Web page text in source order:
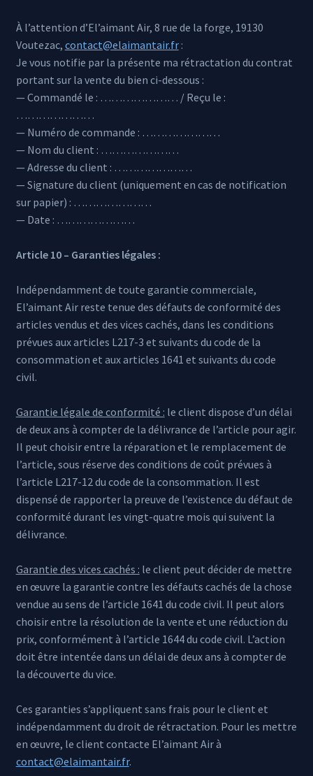
À l’attention d’El’aimant Air, 8 rue de la forge, 19130
Voutezac, contact@elaimantair.fr:
Je vous notifie par la présente ma rétractation du contrat
portant sur la vente du bien ci-dessous :
— Commandé le : ………………… / Reçu le :
…………………
— Numéro de commande : …………………
— Nom du client : …………………
— Adresse du client : …………………
— Signature du client (uniquement en cas de notification
sur papier) : …………………
— Date : …………………
Article 10 – Garanties légales :
Indépendamment de toute garantie commerciale,
El’aimant Air reste tenue des défauts de conformité des
articles vendus et des vices cachés, dans les conditions
prévues aux articles L217-3 et suivants du code de la
consommation et aux articles 1641 et suivants du code
civil.
Garantie légale de conformité : le client dispose d’un délai
de deux ans à compter de la délivrance de l’article pour agir.
Il peut choisir entre la réparation et le remplacement de
l’article, sous réserve des conditions de coût prévues à
l’article L217-12 du code de la consommation. Il est
dispensé de rapporter la preuve de l’existence du défaut de
conformité durant les vingt-quatre mois qui suivent la
délivrance.
Garantie des vices cachés : le client peut décider de mettre
en œuvre la garantie contre les défauts cachés de la chose
vendue au sens de l’article 1641 du code civil. Il peut alors
choisir entre la résolution de la vente et une réduction du
prix, conformément à l’article 1644 du code civil. L’action
doit être intentée dans un délai de deux ans à compter de
la découverte du vice.
Ces garanties s’appliquent sans frais pour le client et
indépendamment du droit de rétractation. Pour les mettre
en œuvre, le client contacte El’aimant Air à
contact@elaimantair.fr.